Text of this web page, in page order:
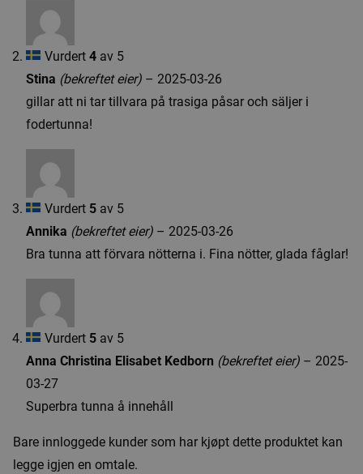
Vurdert 4 av 5
Stina (bekreftet eier) – 2025-03-26
gillar att ni tar tillvara på trasiga påsar och säljer i
fodertunna!
Vurdert 5 av 5
Annika (bekreftet eier) – 2025-03-26
Bra tunna att förvara nötterna i. Fina nötter, glada fåglar!
Vurdert 5 av 5
Anna Christina Elisabet Kedborn (bekreftet eier) – 2025-
03-27
Superbra tunna å innehåll
Bare innloggede kunder som har kjøpt dette produktet kan
legge igjen en omtale.